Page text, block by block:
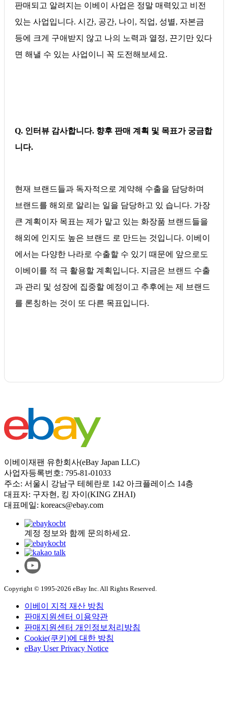
판매되고 알려지는 이베이 사업은 정말 매력있고 비전
있는 사업입니다. 시간, 공간, 나이, 직업, 성별, 자본금
등에 크게 구애받지 않고 나의 노력과 열정, 끈기만 있다
면 해낼 수 있는 사업이니 꼭 도전해보세요.
Q. 인터뷰 감사합니다. 향후 판매 계획 및 목표가 궁금합
니다.
현재 브랜드들과 독자적으로 계약해 수출을 담당하며
브랜드를 해외로 알리는 일을 담당하고 있 습니다. 가장
큰 계획이자 목표는 제가 맡고 있는 화장품 브랜드들을
해외에 인지도 높은 브랜드 로 만드는 것입니다. 이베이
에서는 다양한 나라로 수출할 수 있기 때문에 앞으로도
이베이를 적 극 활용할 계획입니다. 지금은 브랜드 수출
과 관리 및 성장에 집중할 예정이고 추후에는 제 브랜드
를 론칭하는 것이 또 다른 목표입니다.
이베이재팬 유한회사(eBay Japan LLC)
사업자등록번호: 795-81-01033
주소: 서울시 강남구 테헤란로 142 아크플레이스 14층
대표자: 구자현, 킹 자이(KING ZHAI)
대표메일: koreacs@ebay.com
계정 정보와 함께 문의하세요.
Copyright © 1995-2026 eBay Inc. All Rights Reserved.
이베이 지적 재산 방침
판매지원센터 이용약관
판매지원센터 개인정보처리방침
Cookie(쿠키)에 대한 방침
eBay User Privacy Notice